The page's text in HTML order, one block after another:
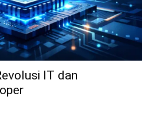
IT dan